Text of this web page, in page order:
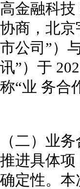
高金融科
协商，北京
市公司”）
讯”）于
称“业 务合
（二）业
推进具体
确定性。